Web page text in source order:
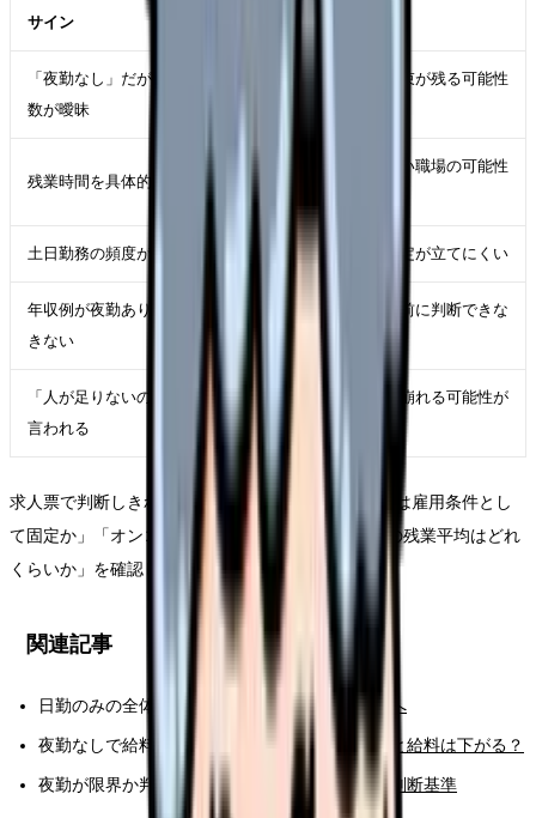
サイン
「夜勤なし」だがオンコール回
数が曖昧
実質的に夜間拘束が残る可能性
残業時間を具体的に答えない
日勤でも帰れない職場の可能性
土日勤務の頻度が分からない 家庭・休息の予定が立てにくい
年収例が夜勤あり時代と比較で
きない
収入低下を入職前に判断できな
「人が足りないので柔軟に」と
言われる
夜勤なし条件が崩れる可能性が
求人票で判断しきれない時は、面接前に「夜勤なしは雇用条件とし
て固定か」「オンコールは月何回か」「直近3か月の残業平均はどれ
くらいか」を確認してください。
関連記事
日勤のみの全体像： 日勤のみで働きたい看護師へ
夜勤なしで給料が下がる不安： 夜勤なしにすると給料は下がる？
夜勤が限界か判断する：夜勤がつらい看護師の判断基準